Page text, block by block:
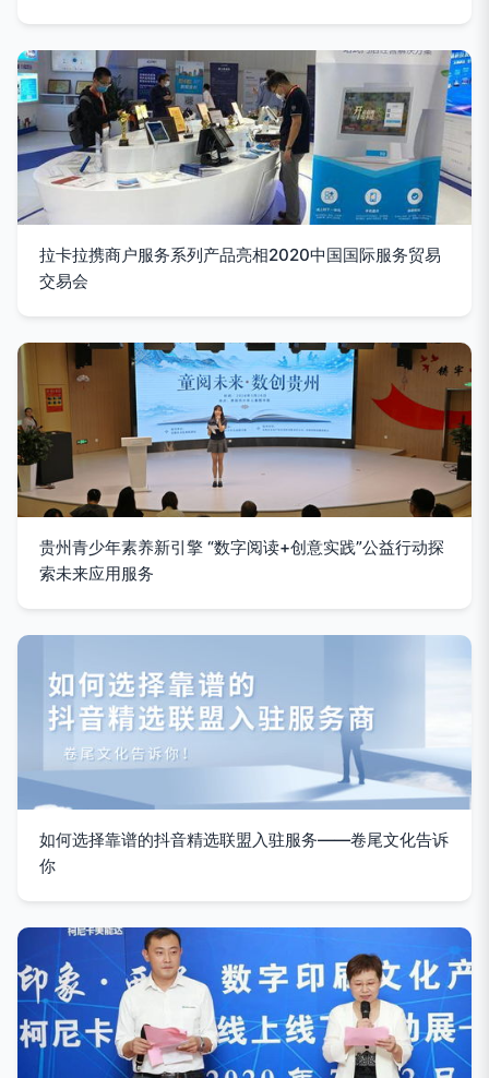
拉卡拉携商户服务系列产品亮相2020中国国际服务贸易
交易会
贵州青少年素养新引擎 “数字阅读+创意实践”公益行动探
索未来应用服务
如何选择靠谱的抖音精选联盟入驻服务——卷尾文化告诉
你